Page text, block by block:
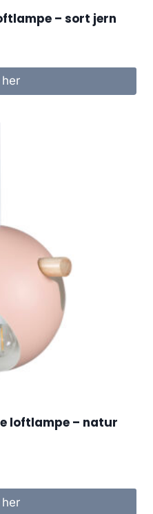
– sort jern
her
loftlampe – natur
her